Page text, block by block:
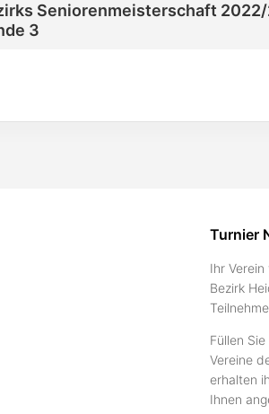
Seniorenmeisterschaft
3
Turnier
Ihr
Bezirk
Füllen
Vereine
erhalten
Ihnen